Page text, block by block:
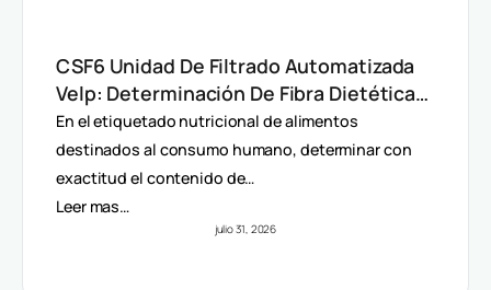
CSF6 Unidad De Filtrado Automatizada
Velp: Determinación De Fibra Dietética
(AOAC)
En el etiquetado nutricional de alimentos
destinados al consumo humano, determinar con
exactitud el contenido de…
Leer mas…
julio 31, 2026